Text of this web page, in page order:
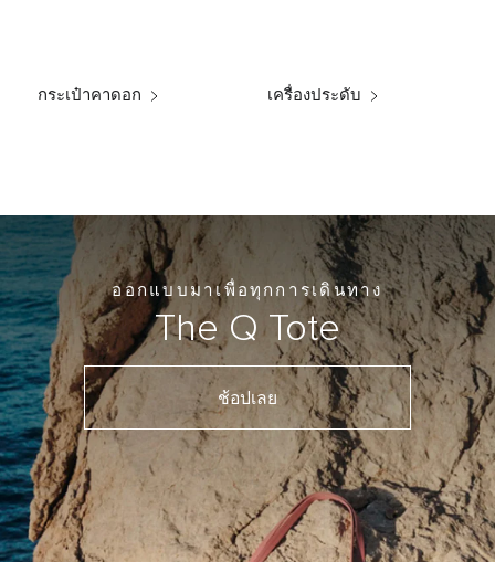
กระเป๋าคาดอก เครื่องประดับ
ออกแบบมาเพื่อทุกการเดินทาง
The Q Tote
ช้อปเลย